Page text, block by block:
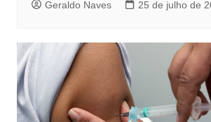
Geraldo Naves 25 de julho de